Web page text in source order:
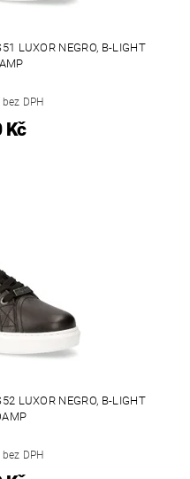
LUXOR NEGRO, B-LIGHT
DPH
Kč
LUXOR NEGRO, B-LIGHT
DPH